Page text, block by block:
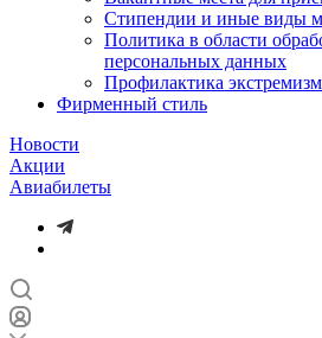
Стипендии и иные виды
Политика в области
персональных данных
Профилактика
Фирменный стиль
Новости
Акции
Авиабилеты